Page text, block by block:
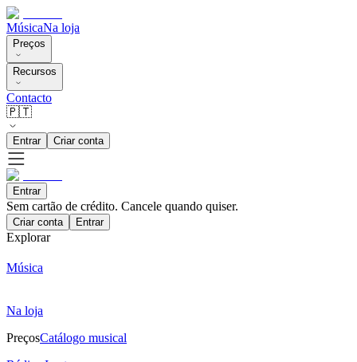
MúsicaNa loja
Preços
Recursos
Contacto
🇵🇹
Entrar Criar conta
Entrar
Sem cartão de crédito. Cancele quando quiser.
Criar conta Entrar
Explorar
Música
Na loja
PreçosCatálogo musical